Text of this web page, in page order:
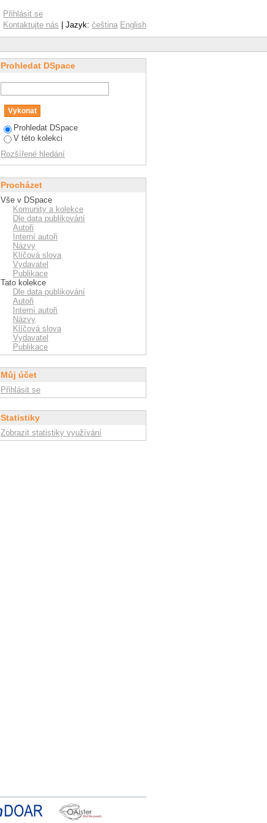
Přihlásit se
Kontaktujte nás | Jazyk: čeština English
Prohledat DSpace
Prohledat DSpace
V této kolekci
Rozšířené hledání
Procházet
Vše v DSpace
Komunity a kolekce
Dle data publikování
Autoři
Interní autoři
Názvy
Klíčová slova
Vydavatel
Publikace
Tato kolekce
Dle data publikování
Autoři
Interní autoři
Názvy
Klíčová slova
Vydavatel
Publikace
Můj účet
Přihlásit se
Statistiky
Zobrazit statistiky využívání